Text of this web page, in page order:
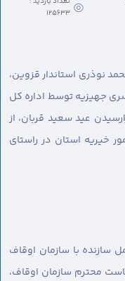
125633
نوذری استاندار قزوین،
توزیع ۲۰۰۰ بسته معیشتی و ۱۴ سری جهیزیه توسط اداره کل
عید سعید قربان، از
خیریه استان در راستای
سازنده با سازمان اوقاف
محترم سازمان اوقاف،